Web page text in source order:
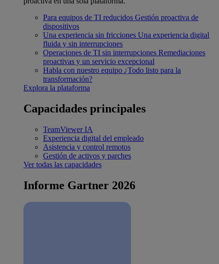
Para equipos de TI reducidos Gestión proactiva de
dispositivos
Una experiencia sin fricciones Una experiencia digital
fluida y sin interrupciones
Operaciones de TI sin interrupciones Remediaciones
proactivas y un servicio excepcional
Habla con nuestro equipo ¿Todo listo para la
transformación?
Explora la plataforma
Capacidades principales
TeamViewer IA
Experiencia digital del empleado
Asistencia y control remotos
Gestión de activos y parches
Ver todas las capacidades
Informe Gartner 2026